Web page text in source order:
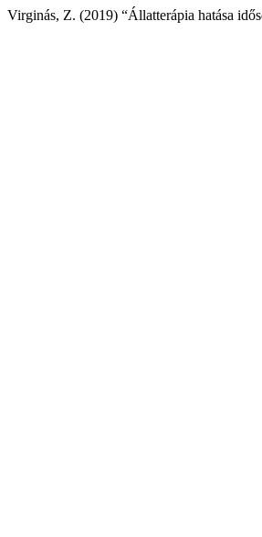
Virginás, Z. (2019) “Állatterápia hatása